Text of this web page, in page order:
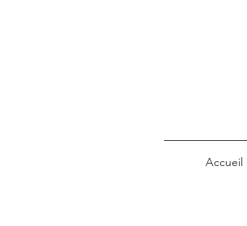
Accueil